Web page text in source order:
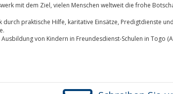
mit dem Ziel, vielen Menschen weltweit die frohe
praktische Hilfe, karitative Einsätze, Predigtdienste
von Kindern in Freundesdienst-Schulen in Togo